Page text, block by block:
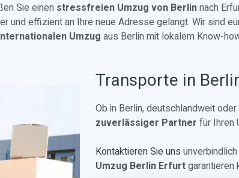
Sie einen stressfreien Umzug von Berlinnach
und effizient an Ihre neue Adresse gelangt. Wir sind
Umzug aus Berlin mit lokalem Know-
Transporte in
Ob in Berlin, deutschlandweit
zuverlässiger Partner für Ihren
Kontaktieren Sie uns
Umzug Berlin Erfurtgarantieren